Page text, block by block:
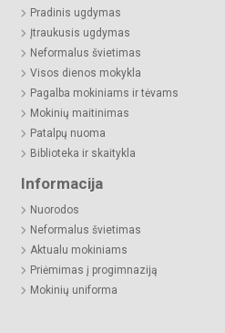
Pradinis ugdymas
Įtraukusis ugdymas
Neformalus švietimas
Visos dienos mokykla
Pagalba mokiniams ir tėvams
Mokinių maitinimas
Patalpų nuoma
Biblioteka ir skaitykla
Informacija
Nuorodos
Neformalus švietimas
Aktualu mokiniams
Priėmimas į progimnaziją
Mokinių uniforma